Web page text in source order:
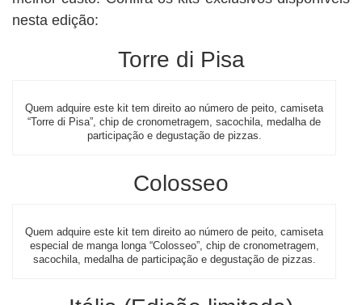
nesta edição:
Torre di Pisa
Quem adquire este kit tem direito ao número de peito, camiseta
“Torre di Pisa”, chip de cronometragem, sacochila, medalha de
participação e degustação de pizzas.
Colosseo
Quem adquire este kit tem direito ao número de peito, camiseta
especial de manga longa “Colosseo”, chip de cronometragem,
sacochila, medalha de participação e degustação de pizzas.